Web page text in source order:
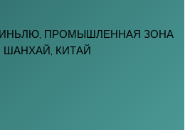
ПРОМЫШЛЕННАЯ ЗОНА
КИТАЙ